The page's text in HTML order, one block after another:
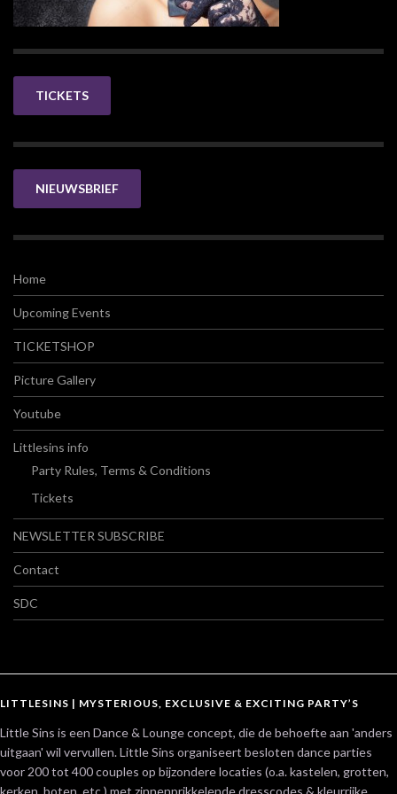
TICKETS
NIEUWSBRIEF
Home
Upcoming Events
TICKETSHOP
Picture Gallery
Youtube
Littlesins info
Party Rules, Terms & Conditions
Tickets
NEWSLETTER SUBSCRIBE
Contact
SDC
LITTLESINS | MYSTERIOUS, EXCLUSIVE & EXCITING PARTY’S
Little Sins is een Dance & Lounge concept, die de behoefte aan 'anders
uitgaan' wil vervullen. Little Sins organiseert besloten dance parties
voor 200 tot 400 couples op bijzondere locaties (o.a. kastelen, grotten,